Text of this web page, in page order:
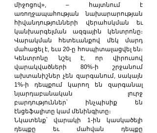
միջոցով», – հայտնում է
առողջապահության նախարարության
հիվանդությունների վերահսկման եւ
կանխարգելման ազգային կենտրոնը։
Վարակման հետեւանքով մեկ մարդ
մահացել է, եւս 20-ը հոսպիտալացվել են։
Կենտրոնը նշել է, որ վիրուսով
վարակվածների 80%-ի շրջանում
ախտանիշներ չեն զարգանում, սակայն
1%-ի դեպքում կարող են զարգանալ
նյարդաբանական լուրջ
բարդություններ՝ ինչպիսիք են
էնցեֆալիտը կամ մենինգիտը։
Նկատենք՝ վարակի 1-ին կասկածելի
դեպքը եւ մահվան դեպքը